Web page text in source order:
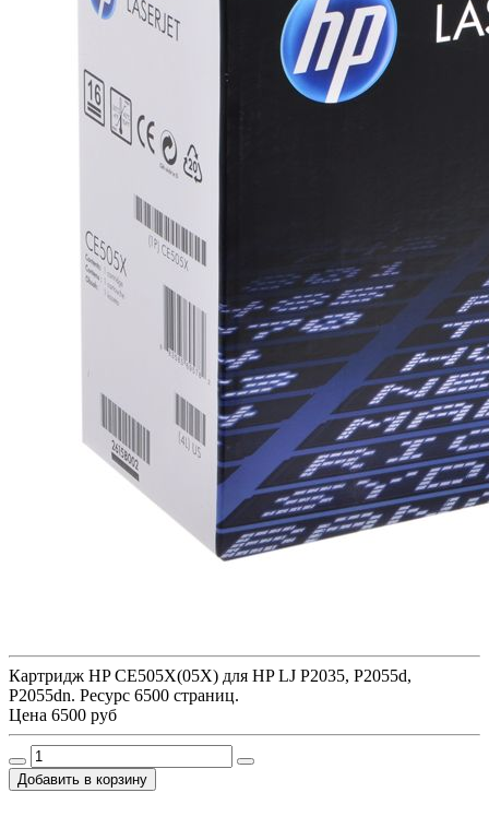
Картридж HP CE505X(05X) для HP LJ P2035, P2055d,
P2055dn. Ресурс 6500 страниц.
Цена 6500 руб